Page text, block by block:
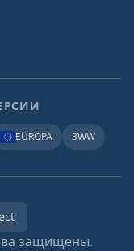
EUROPA 3WW
защищены.